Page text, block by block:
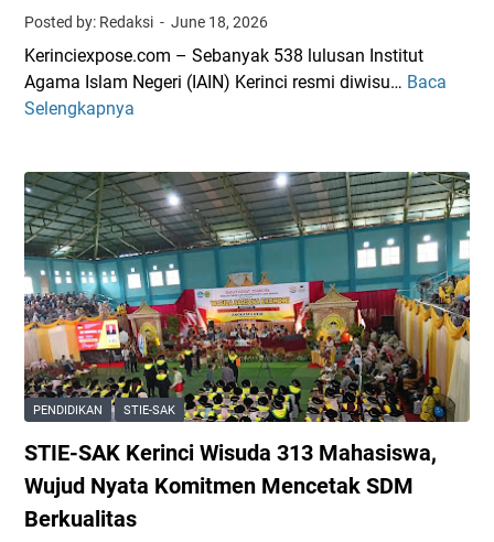
a
n
g
e
n
c
u
a
t
,
A
k
e
s
Posted by: Redaksi June 18, 2026
Kerinciexpose.com – Sebanyak 538 lulusan Institut
Agama Islam Negeri (IAIN) Kerinci resmi diwisu… Baca
Selengkapnya
5
u
l
u
s
a
n
R
e
s
m
i
D
PENDIDIKAN STIE-SAK
STIE-SAK Kerinci Wisuda 313 Mahasiswa,
Wujud Nyata Komitmen Mencetak SDM
Berkualitas